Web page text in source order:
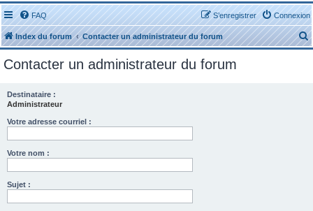
FAQ Connexion
S’enregistrer
Index du forum Contacter un administrateur du forum
e
Contacter un administrateur du forum
Destinataire :
Administrateur
Votre adresse courriel :
Votre nom :
Sujet :